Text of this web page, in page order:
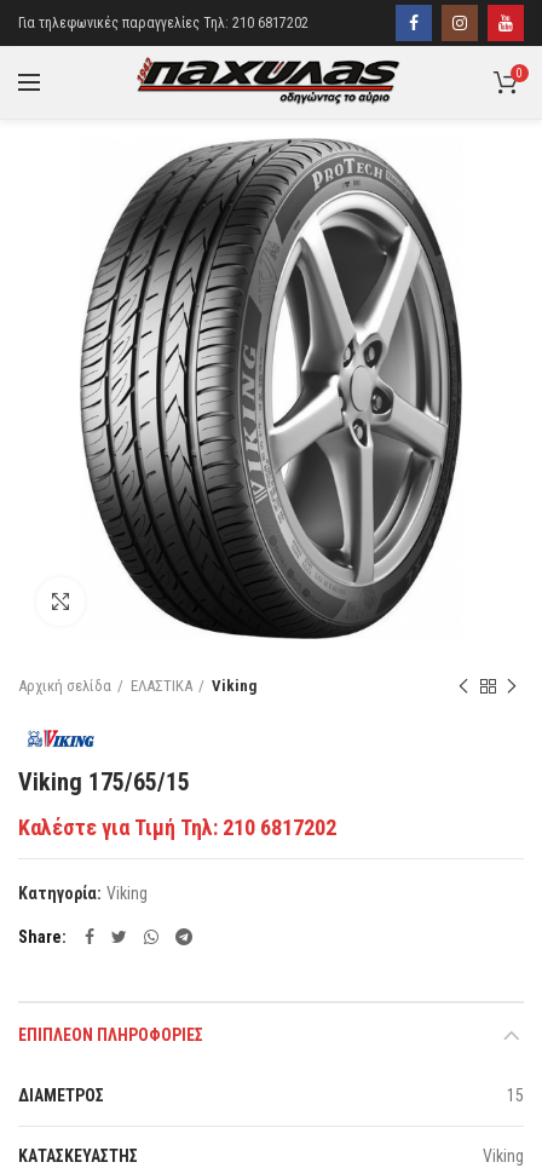
Για τηλεφωνικές παραγγελίες Τηλ: 210 6817202
0
Κάντε κλικ για μεγέθυνση
Αρχική σελίδα ΕΛΑΣΤΙΚΑ Viking
Viking 175/65/15
Καλέστε για Τιμή Τηλ: 210 6817202
Κατηγορία: Viking
Share
ΕΠΙΠΛΈΟΝ ΠΛΗΡΟΦΟΡΊΕΣ
ΔΙΑΜΕΤΡΟΣ 15
ΚΑΤΑΣΚΕΥΑΣΤΗΣ Viking